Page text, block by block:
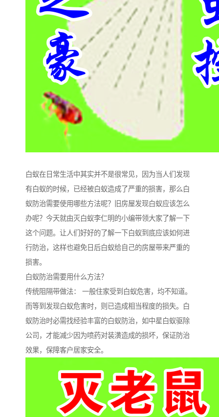
白蚁在日常生活中其实并不是很常见，因为当人们发现
有白蚁的时候，已经被白蚁造成了严重的损害，那么白
蚁防治需要使用哪些方法呢？旧房屋发现白蚁应该怎么
办呢？今天就由灭白蚁李仁明的小编带领大家了解一下
这个问题。让人们好好的了解一下白蚁到底应该如何进
行防治，这样也避免日后白蚁给自己的房屋带来严重的
损害。
白蚁防治需要用什么方法？
传统阻隔带做法： 一般住家受到白蚁危害，均不知道。
而等到发现白蚁危害时，则已造成相当程度的损失。白
蚁防治时必需找经验丰富的白蚁防治，如中星白蚁驱除
公司，才能减少因为喷药对装潢造成的损坏，保证防治
效果，保障客户居家安全。